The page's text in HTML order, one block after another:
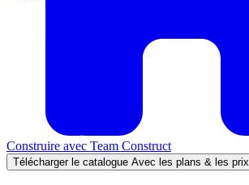
Construire avec Team Construct
Télécharger le catalogue Avec les plans & les prix